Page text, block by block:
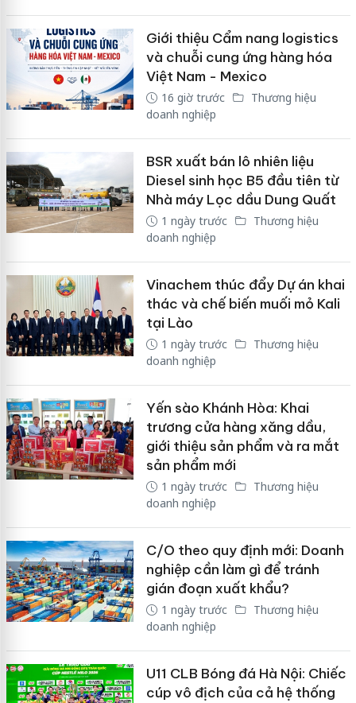
Giới thiệu Cẩm nang logistics
và chuỗi cung ứng hàng hóa
Việt Nam - Mexico
16 giờ trước
Thương hiệu
doanh nghiệp
BSR xuất bán lô nhiên liệu
Diesel sinh học B5 đầu tiên từ
Nhà máy Lọc dầu Dung Quất
1 ngày trước
Thương hiệu
doanh nghiệp
Vinachem thúc đẩy Dự án khai
thác và chế biến muối mỏ Kali
tại Lào
1 ngày trước
Thương hiệu
doanh nghiệp
Yến sào Khánh Hòa: Khai
trương cửa hàng xăng dầu,
giới thiệu sản phẩm và ra mắt
sản phẩm mới
1 ngày trước
Thương hiệu
doanh nghiệp
C/O theo quy định mới: Doanh
nghiệp cần làm gì để tránh
gián đoạn xuất khẩu?
1 ngày trước
Thương hiệu
doanh nghiệp
U11 CLB Bóng đá Hà Nội: Chiếc
cúp vô địch của cả hệ thống